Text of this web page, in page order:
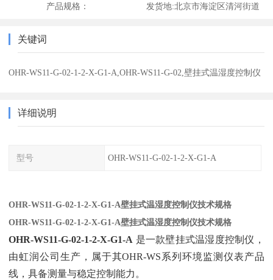
产品规格： 发货地:北京市海淀区清河街道
关键词
OHR-WS11-G-02-1-2-X-G1-A,OHR-WS11-G-02,壁挂式温湿度控制仪
详细说明
型号 OHR-WS11-G-02-1-2-X-G1-A
OHR-WS11-G-02-1-2-X-G1-A壁挂式温湿度控制仪技术规格
OHR-WS11-G-02-1-2-X-G1-A壁挂式温湿度控制仪技术规格
OHR-WS11-G-02-1-2-X-G1-A ‌ 是一款壁挂式温湿度控制仪，
由虹润公司生产，属于其OHR-WS系列环境监测仪表产品
线，具备测量与稳定控制能力。